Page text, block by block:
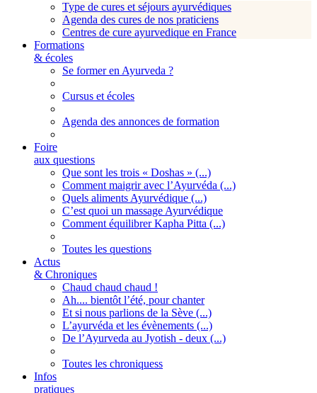
Type de cures et séjours ayurvédiques
Agenda des cures de nos praticiens
Centres de cure ayurvedique en France
Formations
& écoles
Se former en Ayurveda ?
Cursus et écoles
Agenda des annonces de formation
Foire
aux questions
Que sont les trois « Doshas » (...)
Comment maigrir avec l’Ayurvéda (...)
Quels aliments Ayurvédique (...)
C’est quoi un massage Ayurvédique
Comment équilibrer Kapha Pitta (...)
Toutes les questions
Actus
& Chroniques
Chaud chaud chaud !
Ah.... bientôt l’été, pour chanter
Et si nous parlions de la Sève (...)
L’ayurvéda et les évènements (...)
De l’Ayurveda au Jyotish - deux (...)
Toutes les chroniquess
Infos
pratiques